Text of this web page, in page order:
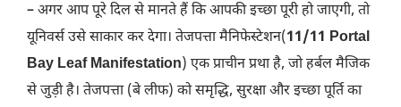
– अगर आप पूरे दिल से मानते हैं कि आपकी इच्छा पूरी हो जाएगी, तो
यूनिवर्स उसे साकार कर देगा। तेजपत्ता मैनिफेस्टेशन(11/11 Portal
Bay Leaf Manifestation) एक प्राचीन प्रथा है, जो हर्बल मैजिक
से जुड़ी है। तेजपत्ता (बे लीफ) को समृद्धि, सुरक्षा और इच्छा पूर्ति का